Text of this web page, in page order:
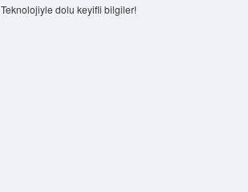
Teknolojiyle dolu keyifli bilgiler!